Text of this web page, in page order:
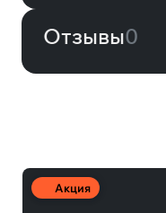
Отзывы0
Акция